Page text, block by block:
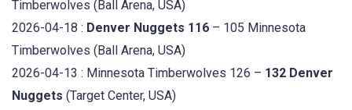
Timberwolves (Ball Arena, USA)
2026-04-18 : Denver Nuggets 116 – 105 Minnesota
Timberwolves (Ball Arena, USA)
2026-04-13 : Minnesota Timberwolves 126 – 132 Denver
Nuggets (Target Center, USA)